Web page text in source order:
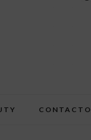
CONTACTO